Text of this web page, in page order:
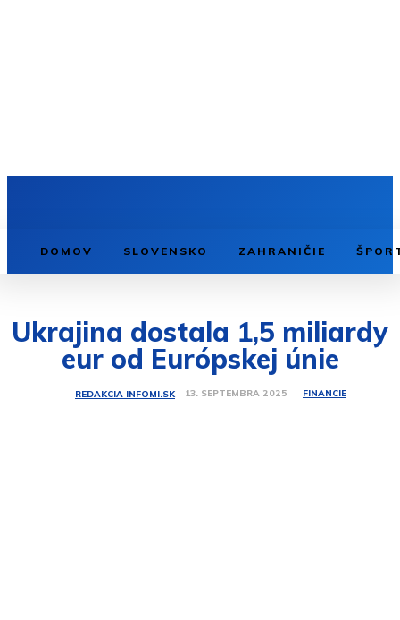
DOMOV SLOVENSKO ZAHRANIČIE
Ukrajina dostala 1,5 miliardy
eur od Európskej únie
REDAKCIA INFOMI.SK 13. SEPTEMBRA 2025 FINANCIE